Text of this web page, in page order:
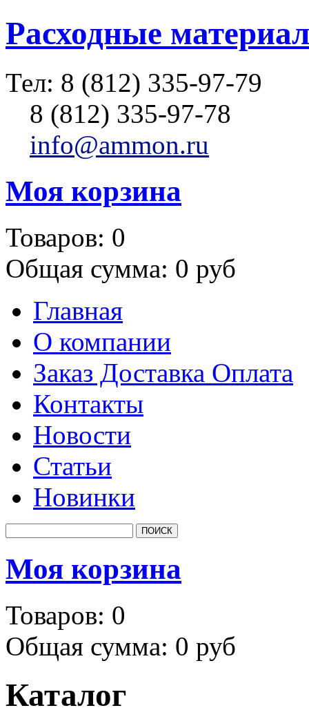
Расходные
Тел: 8 (812) 335-97-79
8 (812) 335-97-78
info@ammon.ru
Моя корзина
Товаров: 0
Общая сумма: 0 руб
Главная
О компании
Заказ Доставка Оплата
Контакты
Новости
Статьи
Новинки
Моя корзина
Товаров: 0
Общая сумма: 0 руб
Каталог